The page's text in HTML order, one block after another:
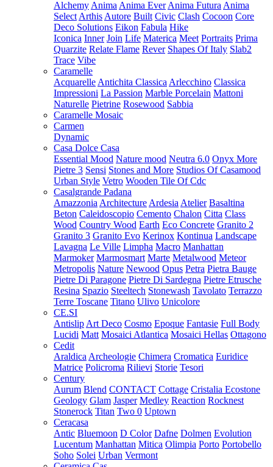
Alchemy Anima Anima Ever Anima Futura Anima
Select Arthis Autore Built Civic Clash Cocoon Core
Deco Solutions Eikon Fabula Hike
Iconica Inner Join Life Materica Meet Portraits Prima
Quarzite Relate Flame Rever Shapes Of Italy Slab2
Trace Vibe
Caramelle
Acquarelle Antichita Classica Arlecchino Classica
Impressioni La Passion Marble Porcelain Mattoni
Naturelle Pietrine Rosewood Sabbia
Caramelle Mosaic
Carmen
Dynamic
Casa Dolce Casa
Essential Mood Nature mood Neutra 6.0 Onyx More
Pietre 3 Sensi Stones and More Studios Of Casamood
Urban Style Vetro Wooden Tile Of Cdc
Casalgrande Padana
Amazzonia Architecture Ardesia Atelier Basaltina
Beton Caleidoscopio Cemento Chalon Citta Class
Wood Country Wood Earth Eco Concrete Granito 2
Granito 3 Granito Evo Kerinox Kontinua Landscape
Lavagna Le Ville Limpha Macro Manhattan
Marmoker Marmosmart Marte Metalwood Meteor
Metropolis Nature Newood Opus Petra Pietra Bauge
Pietre Di Paragone Pietre Di Sardegna Pietre Etrusche
Resina Spazio Steeltech Stonewash Tavolato Terrazzo
Terre Toscane Titano Ulivo Unicolore
CE.SI
Antislip Art Deco Cosmo Epoque Fantasie Full Body
Lucidi Matt Mosaici Atlantica Mosaici Hellas Ottagono
Cedit
Araldica Archeologie Chimera Cromatica Euridice
Matrice Policroma Rilievi Storie Tesori
Century
Aurum Blend CONTACT Cottage Cristalia Ecostone
Geology Glam Jasper Medley Reaction Rocknest
Stonerock Titan Two 0 Uptown
Ceracasa
Antic Bluemoon D Color Dafne Dolmen Evolution
Lucentum Manhattan Mitica Olimpia Porto Portobello
Soho Solei Urban Vermont